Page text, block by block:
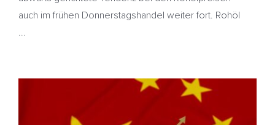
auch im frühen Donnerstagshandel weiter fort. Rohöl
...